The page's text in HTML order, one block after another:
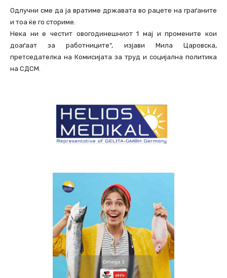
Одлучни сме да ја вратиме државата во рацете на граѓаните
и тоа ќе го сториме.
Нека ни е честит овогодинешниот 1 мај и промените кои
доаѓаат за работниците“, изјави Мила Царовска,
претседателка на Комисијата за труд и социјална политика
на СДСМ.